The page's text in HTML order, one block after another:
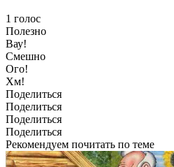
1 голос
Полезно
Вау!
Смешно
Ого!
Хм!
Поделиться
Поделиться
Поделиться
Поделиться
Рекомендуем почитать по теме